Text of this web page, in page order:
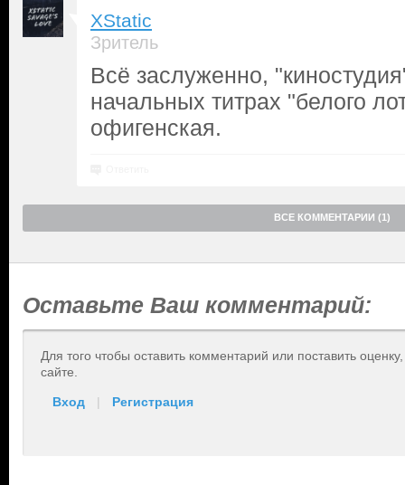
XStatic
Зритель
Всё заслуженно,
начальных титрах "белого
офигенская.
ВСЕ КОММЕНТАРИИ (1)
Оставьте Ваш комментарий:
Для того чтобы оставить комментарий или поставить
сайте.
Вход | Регистрация